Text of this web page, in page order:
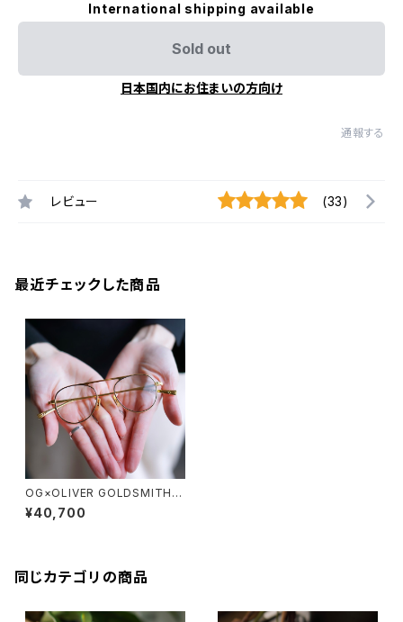
International shipping available
Sold out
日本国内にお住まいの方向け
通報する
レビュー (33)
最近チェックした商品
OG×OLIVER GOLDSMITH /
オージーバイオリバーゴールド
スミス RE:TIPTON
¥40,700
同じカテゴリの商品